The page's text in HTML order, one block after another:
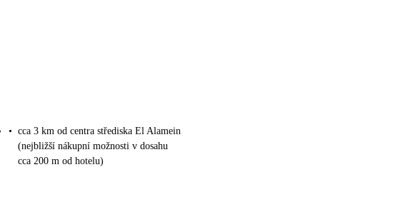
• cca 3 km od centra střediska El Alamein
(nejbližší nákupní možnosti v dosahu
cca 200 m od hotelu)